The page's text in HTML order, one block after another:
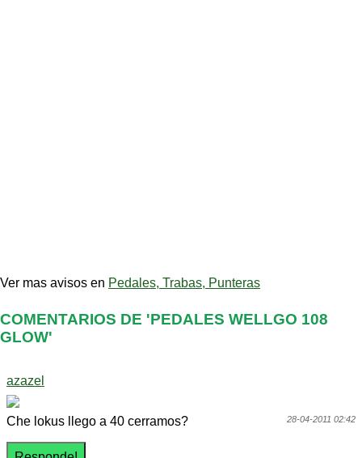
Ver mas avisos en Pedales, Trabas, Punteras
COMENTARIOS DE 'PEDALES WELLGO 108
GLOW'
azazel
28-04-2011 02:42
Che lokus llego a 40 cerramos?